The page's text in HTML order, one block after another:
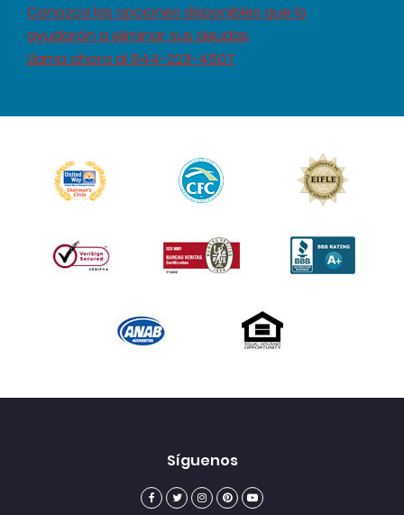
Conozca las opciones disponibles que lo
ayudarán a eliminar sus deudas
Llama ahora al 844-223-4507
Síguenos